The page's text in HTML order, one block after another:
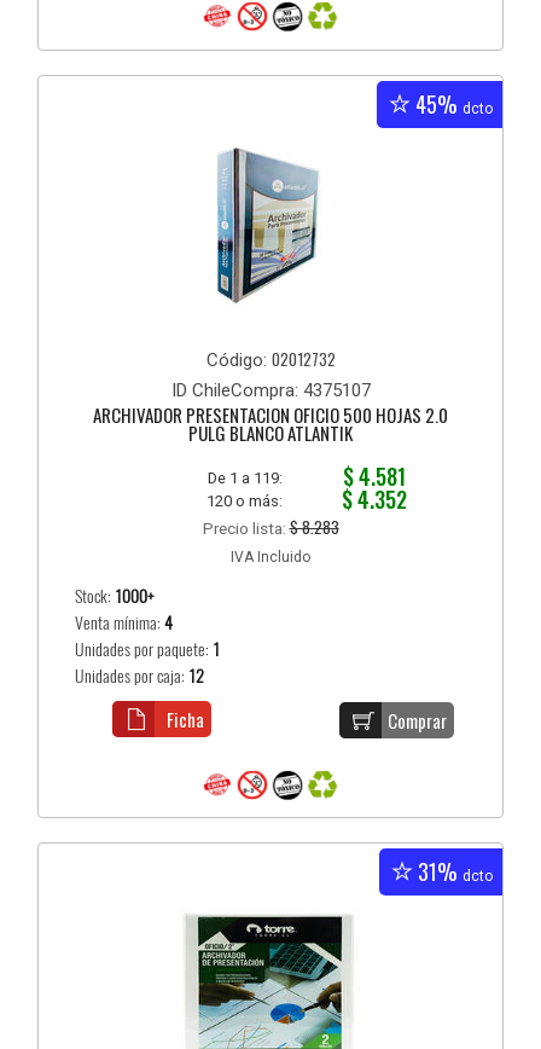
45% dcto
Código: 02012732
ID ChileCompra: 4375107
ARCHIVADOR PRESENTACION OFICIO 500 HOJAS 2.0
PULG BLANCO ATLANTIK
De 1 a 119: $ 4.581
120 o más: $ 4.352
Precio lista:$ 8.283
IVA Incluido
Stock: 1000+
Venta mínima:4
Unidades por paquete: 1
Unidades por caja: 12
Comprar
Ficha
31% dcto